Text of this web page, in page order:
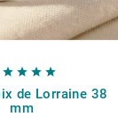
   
de Lorraine 38
mm